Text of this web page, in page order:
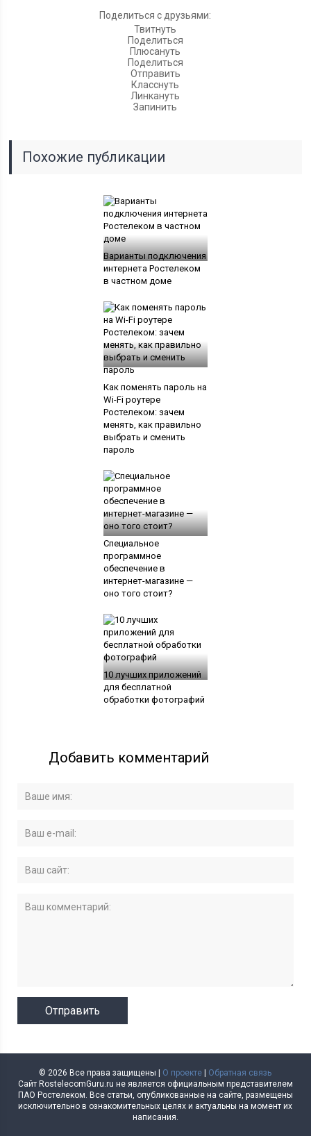
Поделиться с друзьями:
Твитнуть
Поделиться
Плюсануть
Поделиться
Отправить
Класснуть
Линкануть
Запинить
Похожие публикации
Варианты подключения
интернета Ростелеком
в частном доме
Как поменять пароль на
Wi-Fi роутере
Ростелеком: зачем
менять, как правильно
выбрать и сменить
пароль
Специальное
программное
обеспечение в
интернет-магазине —
оно того стоит?
10 лучших приложений
для бесплатной
обработки фотографий
Добавить комментарий
© 2026 Все права защищены | О проекте | Обратная связь
Сайт RostelecomGuru.ru не является официальным представителем
ПАО Ростелеком. Все статьи, опубликованные на сайте, размещены
исключительно в ознакомительных целях и актуальны на момент их
написания.